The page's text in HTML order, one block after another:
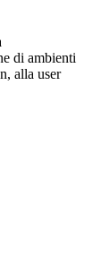
di ambienti
alla user